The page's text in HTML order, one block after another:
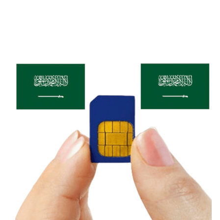
Vùng Phủ Sóng Các Nhà
Mạng Di Động Ma Cao
CTM và MPT
Hai nhà mạng sở hữu vùng phủ sóng rộng
nhất Ma Cao, đảm bảo kết nối ổn định tại các
thành phố lớn, điểm du lịch nổi tiếng và vùng
nông thôn. Đây là lựa chọn tốt nhất cho
khách du lịch và người thường xuyên di
chuyển nhiều nơi.